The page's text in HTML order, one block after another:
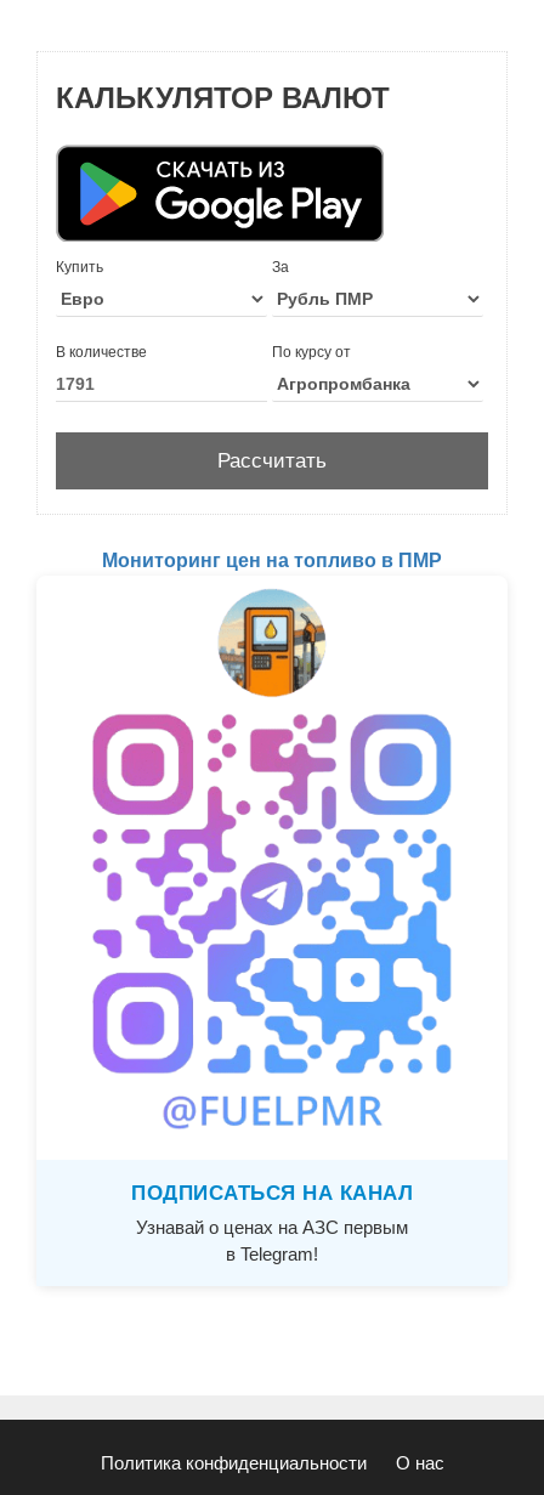
КАЛЬКУЛЯТОР ВАЛЮТ
Купить За
В количестве По курсу от
Мониторинг цен на топливо в ПМР
ПОДПИСАТЬСЯ НА КАНАЛ
Узнавай о ценах на АЗС первым
в Telegram!
Политика конфиденциальности О нас